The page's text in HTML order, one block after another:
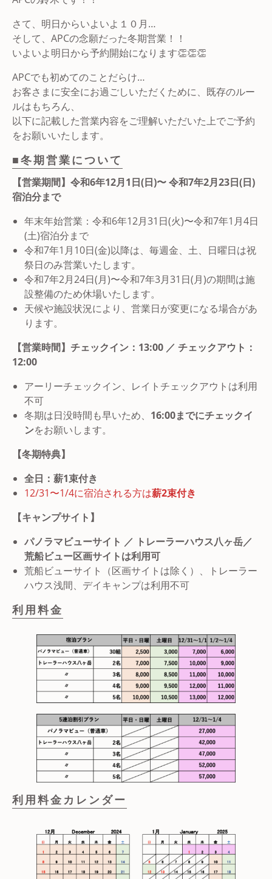
さて、明日からいよいよ１０月…
そして、APCの念願だった冬期営業！！
いよいよ明日から予約開始になります👏👏👏
APCでも初めてのことだらけ…
お客さまに安全にお過ごしいただくために、既存のルー
ルはもちろん、
以下に記載した営業内容をご理解いただいた上でご予約
をお願いいたします。
■冬期営業について
【営業期間】令和6年12月1日(日)〜 令和7年2月23日(日)
宿泊分まで
年末年始営業：令和6年12月31日(火)〜令和7年1月4日
(土)宿泊分まで
令和7年1月10日(金)以降は、毎週金、土、日曜日は祝
祭日のみ営業いたします。
令和7年2月24日(月)〜令和7年3月31日(月)の期間は施
設整備のため休場いたします。
天候や施設状況により、営業日が変更になる場合があ
ります。
【営業時間】チェックイン：13:00 ／ チェックアウト：
12:00
アーリーチェックイン、レイトチェックアウトは利用
不可
冬期は日没時間も早いため、 16:00までにチェックイ
ンをお願いします。
【冬期特典】
全日：薪1束付き
12/31〜1/4に宿泊される方は薪2束付き
【キャンプサイト】
パノラマビューサイト ／ トレーラーハウス八ヶ岳／
荒船ビュー区画サイトは利用可
荒船ビューサイト（区画サイトは除く）、トレーラー
ハウス浅間、デイキャンプは利用不可
利用料金
利用料金カレンダー